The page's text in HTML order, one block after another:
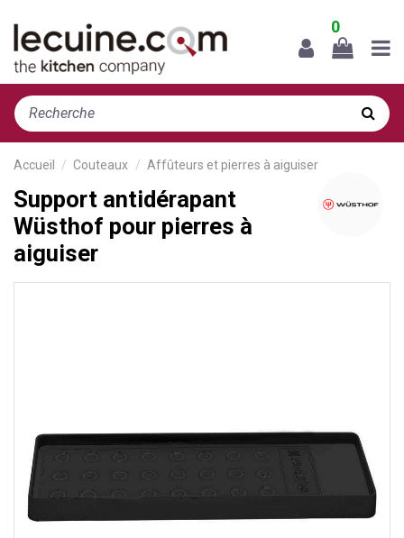
0
Accueil Couteaux Affûteurs et pierres à aiguiser
Support antidérapant
Wüsthof pour pierres à
aiguiser